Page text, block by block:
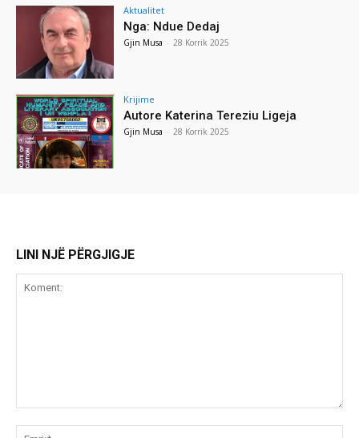
Aktualitet
Nga: Ndue Dedaj
Gjin Musa - 28 Korrik 2025
Krijime
Autore Katerina Tereziu Ligeja
Gjin Musa - 28 Korrik 2025
LINI NJË PËRGJIGJE